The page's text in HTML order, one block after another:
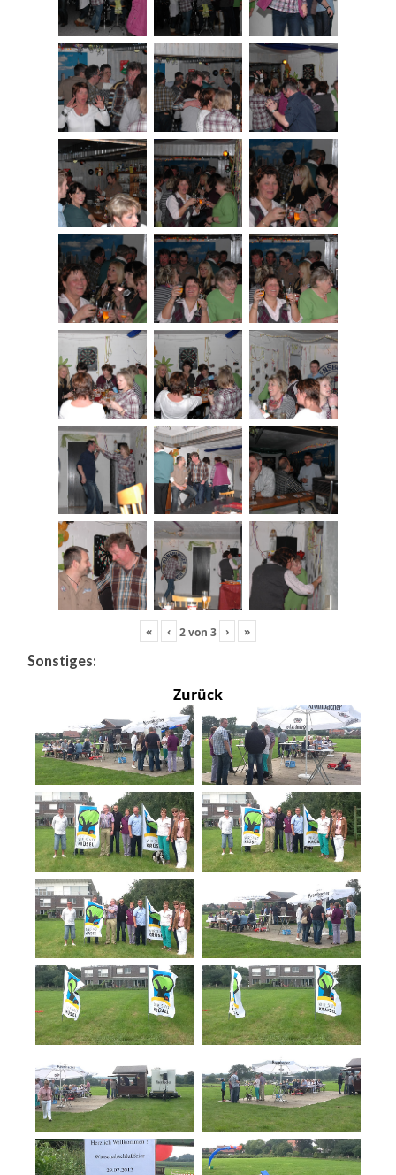
« ‹ 2von 3 › »
Sonstiges:
Zurück